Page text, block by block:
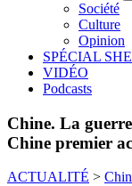
Société
Culture
Opinion
SPÉCIAL
VIDÉO
Podcasts
Chine. La
Chine premier
ACTUALITÉ >